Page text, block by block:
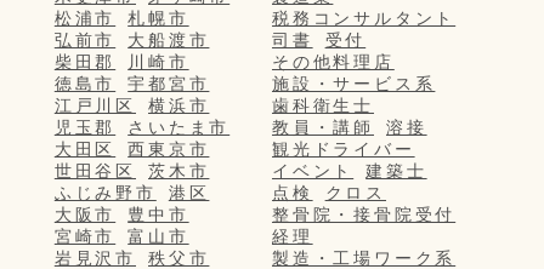
松浦市
札幌市
弘前市
大船渡市
柴田郡
川崎市
徳島市
宇都宮市
江戸川区
横浜市
児玉郡
さいたま市
大田区
西東京市
世田谷区
茨木市
ふじみ野市
港区
大阪市
豊中市
宮崎市
富山市
岩見沢市
秩父市
税務コンサルタント
司書
受付
その他料理店
施設・サービス系
歯科衛生士
教員・講師
溶接
観光ドライバー
イベント
建築士
点検
クロス
整骨院・接骨院受付
経理
製造・工場ワーク系